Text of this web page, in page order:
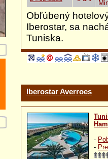
Obľúbený
Iberostar, sa
Tuniska.
Iberostar Averroes
-
-